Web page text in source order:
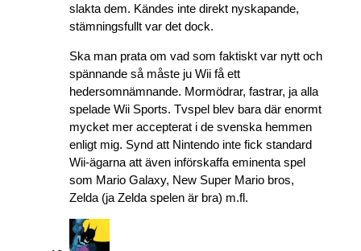
slakta dem. Kändes inte direkt nyskapande,
stämningsfullt var det dock.
Ska man prata om vad som faktiskt var nytt och
spännande så måste ju Wii få ett
hedersomnämnande. Mormödrar, fastrar, ja alla
spelade Wii Sports. Tvspel blev bara där enormt
mycket mer accepterat i de svenska hemmen
enligt mig. Synd att Nintendo inte fick standard
Wii-ägarna att även införskaffa eminenta spel
som Mario Galaxy, New Super Mario bros,
Zelda (ja Zelda spelen är bra) m.fl.